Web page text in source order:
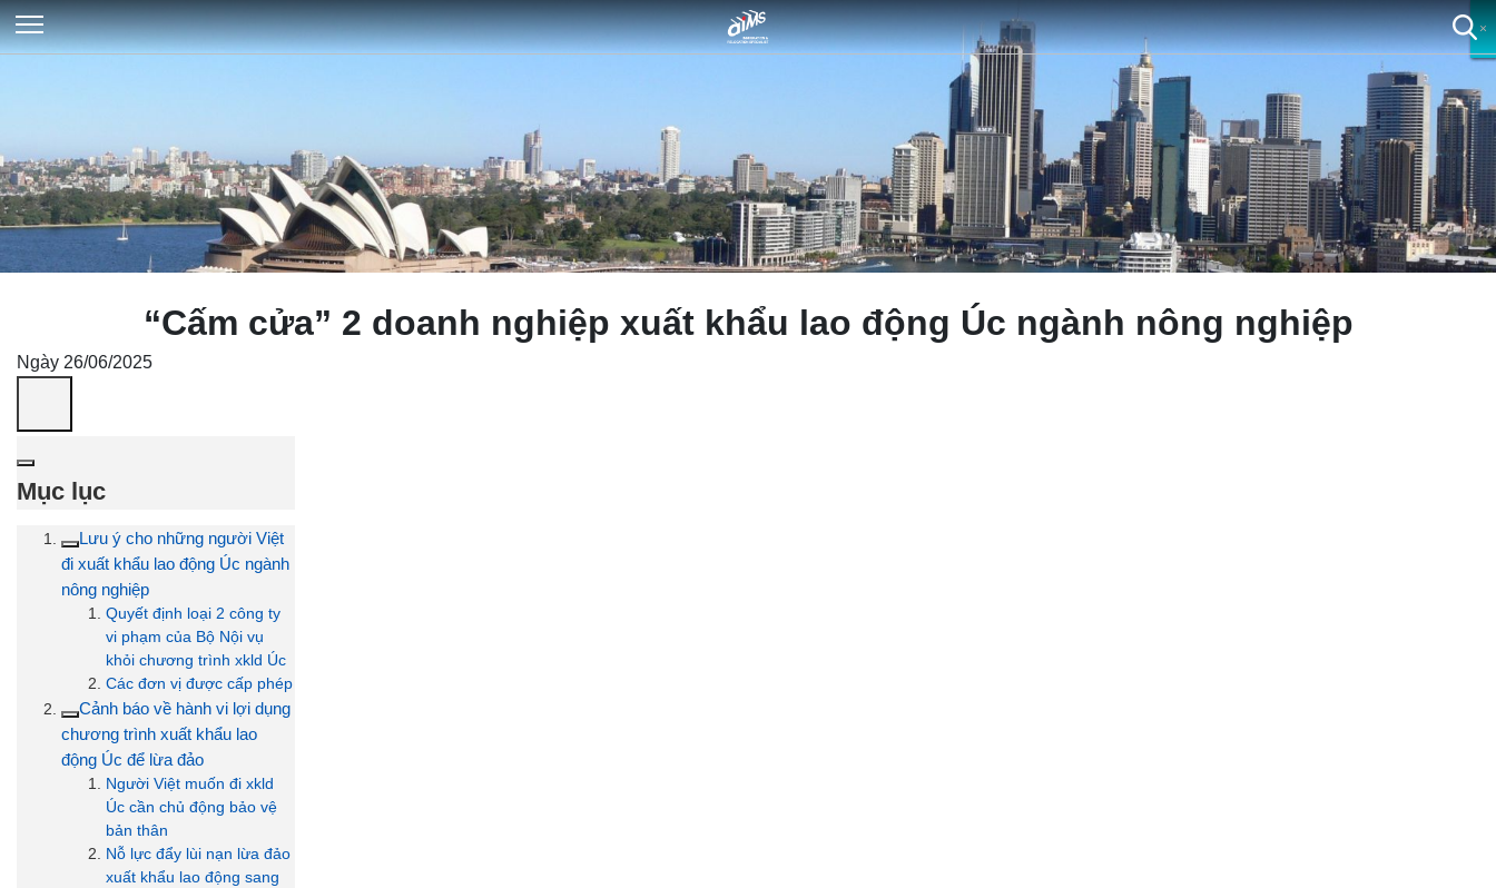
“Cấm cửa” 2 doanh nghiệp xuất khẩu lao động Úc ngành nông nghiệp
Ngày 26/06/2025
Mục lục
Lưu ý cho những người Việt
đi xuất khẩu lao động Úc ngành
nông nghiệp
Quyết định loại 2 công ty
vi phạm của Bộ Nội vụ
khỏi chương trình xkld Úc
Các đơn vị được cấp phép
Cảnh báo về hành vi lợi dụng
chương trình xuất khẩu lao
động Úc để lừa đảo
Người Việt muốn đi xkld
Úc cần chủ động bảo vệ
bản thân
Nỗ lực đẩy lùi nạn lừa đảo
xuất khẩu lao động sang
×
×
×
×